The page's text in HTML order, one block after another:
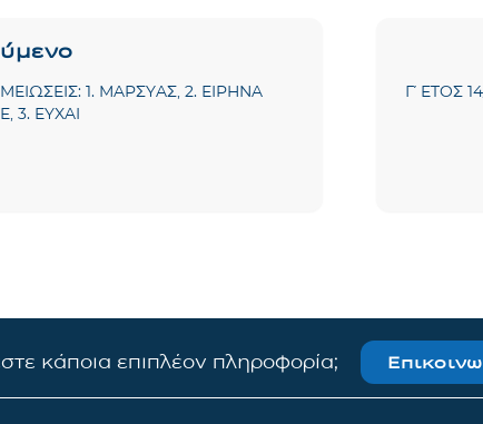
1. ΜΑΡΣΥΑΣ, 2. ΕΙΡΗΝΑ
3. ΕΥΧΑΙ
Γ΄ ΕΤΟΣ
κάποια επιπλέον πληροφορία;